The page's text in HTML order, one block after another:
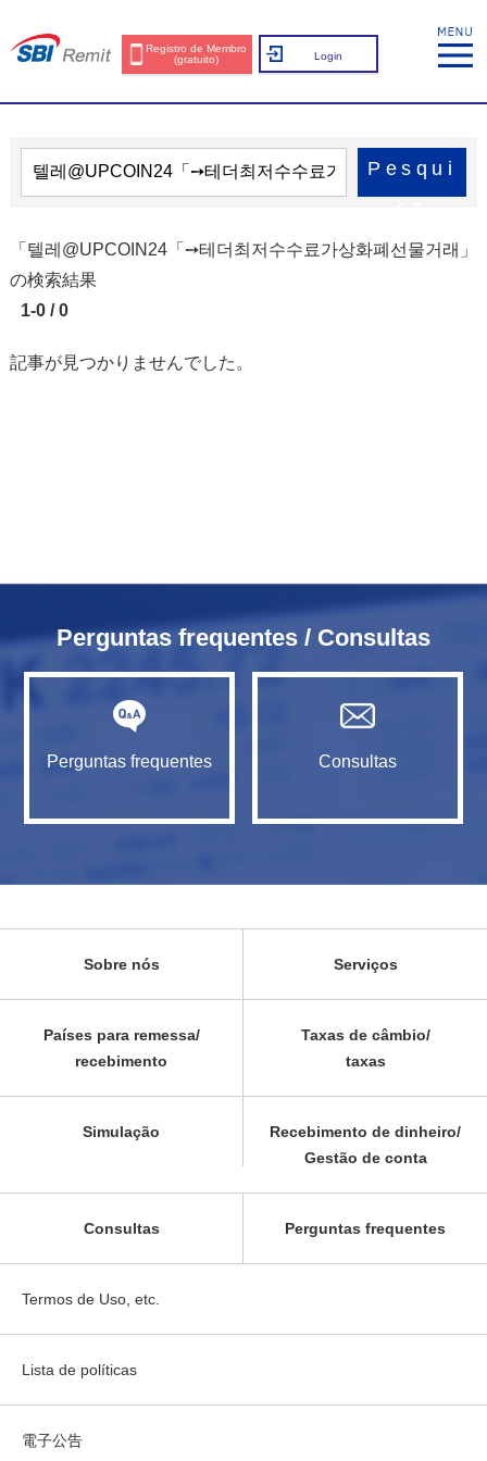
Registro de Membro
(gratuito)
Login
Pesqui
「텔레@UPCOIN24「➙테더최저수수료가상화폐선물거래」
の検索結果
1-0 / 0
記事が見つかりませんでした。
Perguntas frequentes / Consultas
Perguntas frequentes Consultas
Sobre nós Serviços
Países para remessa/
recebimento
Taxas de câmbio/
taxas
Simulação
Recebimento de dinheiro/
Gestão de conta
Consultas Perguntas frequentes
Termos de Uso, etc.
Lista de políticas
電子公告